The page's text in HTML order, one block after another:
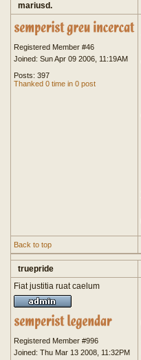
mariusd.
Registered Member #46
Joined: Sun Apr 09 2006, 11:19AM
Posts: 397
Thanked 0 time in 0 post
Back to top
truepride
Fiat justitia ruat caelum
Registered Member #996
Joined: Thu Mar 13 2008, 11:32PM